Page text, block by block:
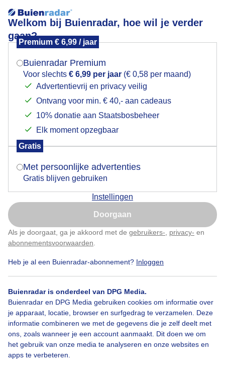
Welkom bij Buienradar, hoe wil je verder
gaan?
Premium € 6,99 / jaar
Buienradar Premium
Voor slechts € 6,99 per jaar (€ 0,58 per maand)
Advertentievrij en privacy veilig
Ontvang voor min. € 40,- aan cadeaus
10% donatie aan Staatsbosbeheer
Elk moment opzegbaar
Gratis
Met persoonlijke advertenties
Gratis blijven gebruiken
Instellingen
Doorgaan
Als je doorgaat, ga je akkoord met de gebruikers- privacy- en
abonnementsvoorwaarden
Heb je al een Buienradar-abonnement? Inloggen
Buienradar is onderdeel van DPG Media.
Buienradar en DPG Media gebruiken cookies om informatie over
je apparaat, locatie, browser en surfgedrag te verzamelen. Deze
informatie combineren we met de gegevens die je zelf deelt met
ons, zoals wanneer je een account aanmaakt. Dit doen we om
het gebruik van onze media te analyseren en onze websites en
apps te verbeteren.
Zachtjes tikt de regen…
Op mijn autoraam
Door: Francien Tax Gemaakt: 19-05-2026, 24x bekeken
Bekijk slideshow
Mogen we je locatie gebruiken voor het
Indien je hier nog geen akkoord op hebt gegeven,
verschijnt er zo een pop-up uit je browser waarin
Is goed, toon de popup
Nu niet, misschien later
Klik hierom dit aan te passen